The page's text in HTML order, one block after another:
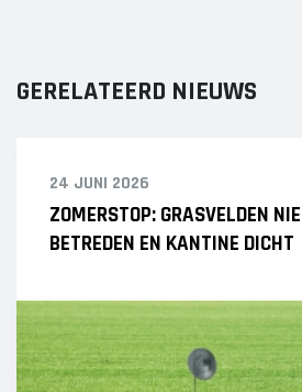
GERELATEERD NIEUWS
24 JUNI 2026
ZOMERSTOP: GRASVELDEN
BETREDEN EN KANTINE DICHT